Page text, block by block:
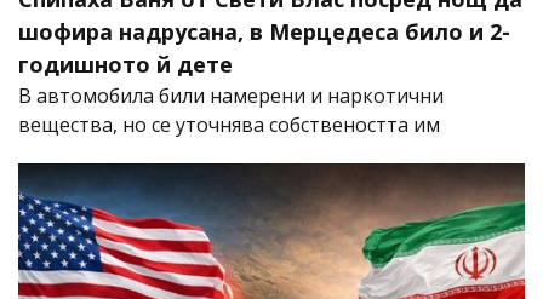
шофира надрусана, в Мерцедеса било и 2-
годишното й дете
В автомобила били намерени и наркотични
вещества, но се уточнява собствеността им